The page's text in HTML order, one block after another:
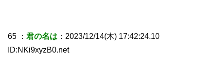
65 ：君の名は ：2023/12/14(木) 17:42:24.10
ID:NKi9xyzB0.net